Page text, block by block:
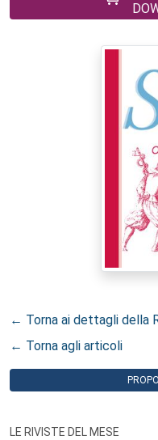
← Torna ai dettagli della
← Torna agli articoli
LE RIVISTE DEL MESE